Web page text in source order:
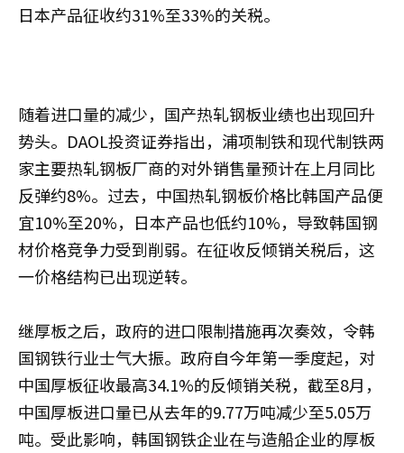
日本产品征收约31%至33%的关税。
随着进口量的减少，国产热轧钢板业绩也出现回升
势头。DAOL投资证券指出，浦项制铁和现代制铁两
家主要热轧钢板厂商的对外销售量预计在上月同比
反弹约8%。过去，中国热轧钢板价格比韩国产品便
宜10%至20%，日本产品也低约10%，导致韩国钢
材价格竞争力受到削弱。在征收反倾销关税后，这
一价格结构已出现逆转。
继厚板之后，政府的进口限制措施再次奏效，令韩
国钢铁行业士气大振。政府自今年第一季度起，对
中国厚板征收最高34.1%的反倾销关税，截至8月，
中国厚板进口量已从去年的9.77万吨减少至5.05万
吨。受此影响，韩国钢铁企业在与造船企业的厚板